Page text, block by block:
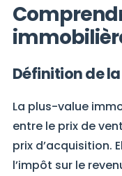
Définition de
La plus-value
entre le prix de
prix d’acquisition.
l’impôt sur le